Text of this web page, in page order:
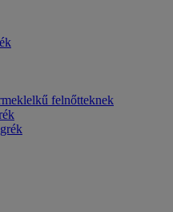
felnőtteknek